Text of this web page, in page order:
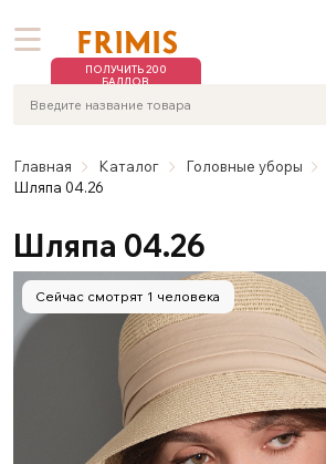
ПОЛУЧИТЬ 200
БАЛЛОВ
Главная Каталог Головные уборы
Шляпа 04.26
Шляпа 04.26
Сейчас смотрят 1 человека